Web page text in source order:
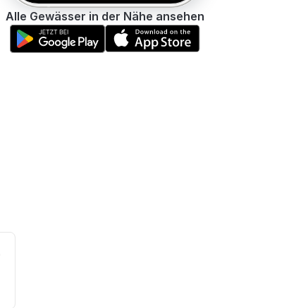
Alle Gewässer in der Nähe ansehen